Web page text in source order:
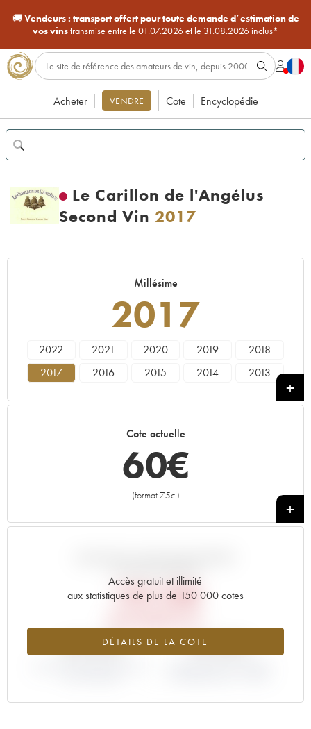
🚚Vendeurs : transport offert pour toute demande d’estimation de
vos vinstransmise entre le 01.07.2026 et le 31.08.2026 inclus*
Acheter VENDRE Cote Encyclopédie
Le Carillon de l'Angélus
Second Vin 2017
Millésime
2017
2022 2021 2020 2019
2018
2017
2016 2015 2014
2013
2000
1992
Cote actuelle
60€
(format 75cl)
+
Accès gratuit et illimité
aux statistiques de plus de 150 000 cotes
DÉTAILS DE LA COTE
109,20€
-45.42% +8.33%